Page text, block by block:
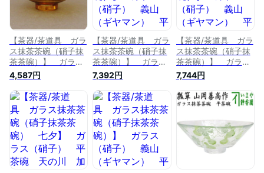
【茶器/茶道具 ガラ
ス抹茶茶碗（硝子抹
茶茶碗）】 ガラス
（硝子） 義山（ギ
ヤマン） 平茶碗
琥珀色 水崎長寿
作 超耐熱硝子
4,587円
【茶器/茶道具 ガラ
ス抹茶茶碗（硝子抹
茶茶碗）】 ガラス
（硝子） 義山（ギ
ヤマン） 平茶碗
エンゼルフィッシ
ュ 水出宋絢作 超
耐熱硝子
7,392円
【茶器/茶道具 ガラ
ス抹茶茶碗（硝子抹
茶茶碗）】 ガラス
（硝子） 義山（ギ
ヤマン） 平茶碗
七色の空 今岡妙見
作 超耐熱硝子
7,744円